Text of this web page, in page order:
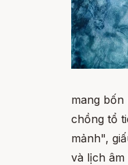
mang bốn
chồng tổ
mảnh",
và lịch